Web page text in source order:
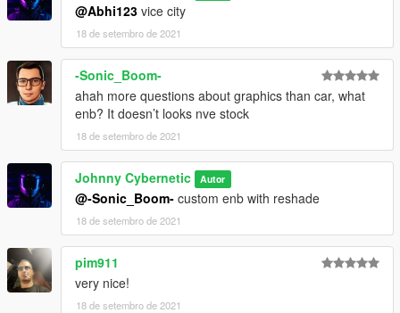
@Abhi123 vice city
18 de setembro de 2021
-Sonic_Boom-
ahah more questions about graphics than car, what
enb? It doesn’t looks nve stock
18 de setembro de 2021
Johnny Cybernetic Autor
@-Sonic_Boom- custom enb with reshade
18 de setembro de 2021
pim911
very nice!
18 de setembro de 2021